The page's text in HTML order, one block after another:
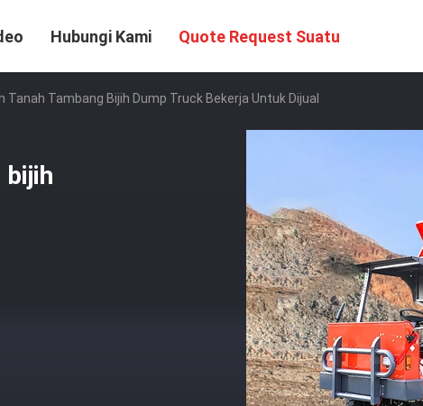
Hubungi Kami Quote Request Suatu
Tanah Tambang Bijih Dump Truck Bekerja Untuk Dijual
bijih